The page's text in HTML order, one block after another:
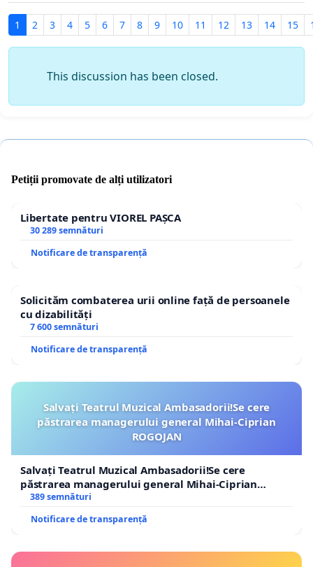
1 2 3 4 5 6 7 8 9 10 11 12 13 14 15
This discussion has been closed.
Petiții promovate de alți utilizatori
Libertate pentru VIOREL PAȘCA
30 289 semnături
Notificare de transparență
Solicităm combaterea urii online față de persoanele
cu dizabilități
7 600 semnături
Notificare de transparență
Salvați Teatrul Muzical Ambasadorii!Se cere
păstrarea managerului general Mihai-Ciprian
ROGOJAN
Salvați Teatrul Muzical Ambasadorii!Se cere
păstrarea managerului general Mihai-Ciprian
ROGOJAN
389 semnături
Notificare de transparență